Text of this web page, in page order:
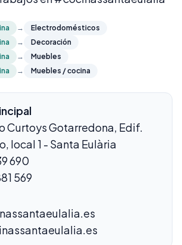
→
Electrodomésticos
→
Decoración
→
Muebles
→ Muebles / cocina
Curtoys Gotarredona, Edif.
local 1 - Santa Eulària
690
569